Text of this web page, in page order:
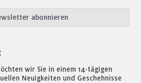
wir Sie in einem 14-tägigen
Neuigkeiten und Geschehnisse